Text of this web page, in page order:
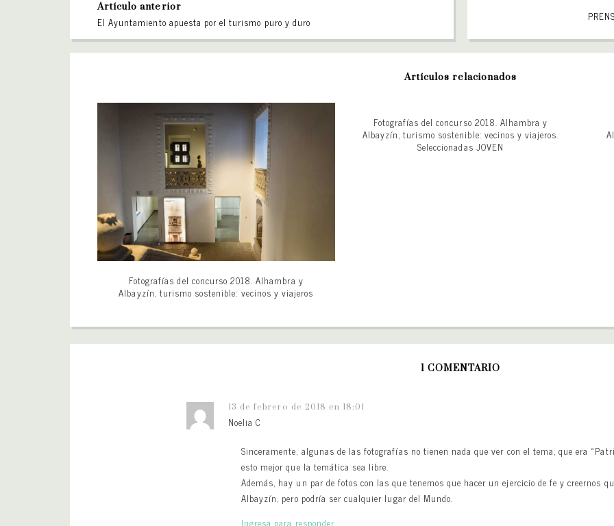
Artículo anterior
El Ayuntamiento apuesta por el turismo puro y duro
Artículos relacionados
Fotografías del concurso 2018. Alhambra y
Albayzín, turismo sostenible: vecinos y viajeros
Fotografías del concurso 2018. Alhambra y
Albayzín, turismo sostenible: vecinos y viajeros.
Seleccionadas JOVEN
1 COMENTARIO
13 de febrero de 2018 en 18:01
Noelia C
Sinceramente, algunas de las fotografías no tienen nada que ver con el tema, que era
esto mejor que la temática sea libre.
Además, hay un par de fotos con las que tenemos que hacer un ejercicio de fe y creernos
Albayzín, pero podría ser cualquier lugar del Mundo.
Ingresa para responder